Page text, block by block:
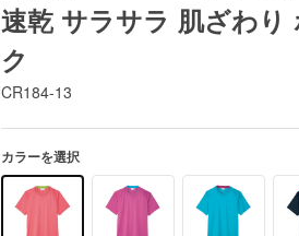
速乾 サラサラ 肌ざわり
ク
CR184-13
カラーを選択